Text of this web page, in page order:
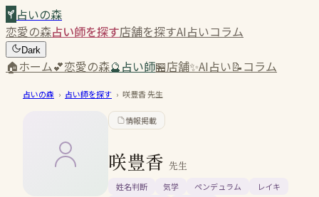
占いの森
恋愛の森占い師を探す店舗を探すAI占いコラム
Dark
🏠ホーム💕恋愛の森🔮占い師🏪店舗✨AI占い📝コラム
占いの森 › 占い師を探す › 咲豊香先生
情報掲載
咲豊香 先生
姓名判断 気学 ペンデュラム
レイキ